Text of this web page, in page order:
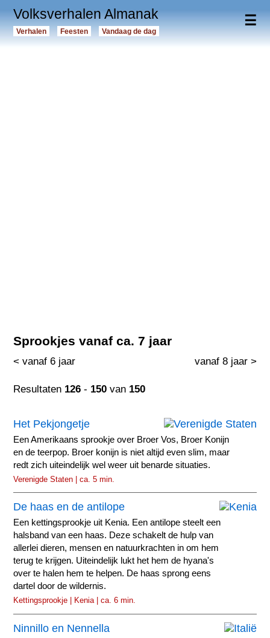
☰
Volksverhalen Almanak
Verhalen Feesten Vandaag de dag
Sprookjes vanaf ca. 7 jaar
< vanaf 6 jaar vanaf 8 jaar >
Resultaten 126 - 150 van 150
Het Pekjongetje
Een Amerikaans sprookje over Broer Vos, Broer Konijn
en de teerpop. Broer konijn is niet altijd even slim, maar
redt zich uiteindelijk wel weer uit benarde situaties.
Verenigde Staten | ca. 5 min.
De haas en de antilope
Een kettingsprookje uit Kenia. Een antilope steelt een
halsband van een haas. Deze schakelt de hulp van
allerlei dieren, mensen en natuurkrachten in om hem
terug te krijgen. Uiteindelijk lukt het hem de hyana's
over te halen hem te helpen. De haas sprong eens
dartel door de wildernis.
Kettingsprookje | Kenia | ca. 6 min.
Ninnillo en Nennella